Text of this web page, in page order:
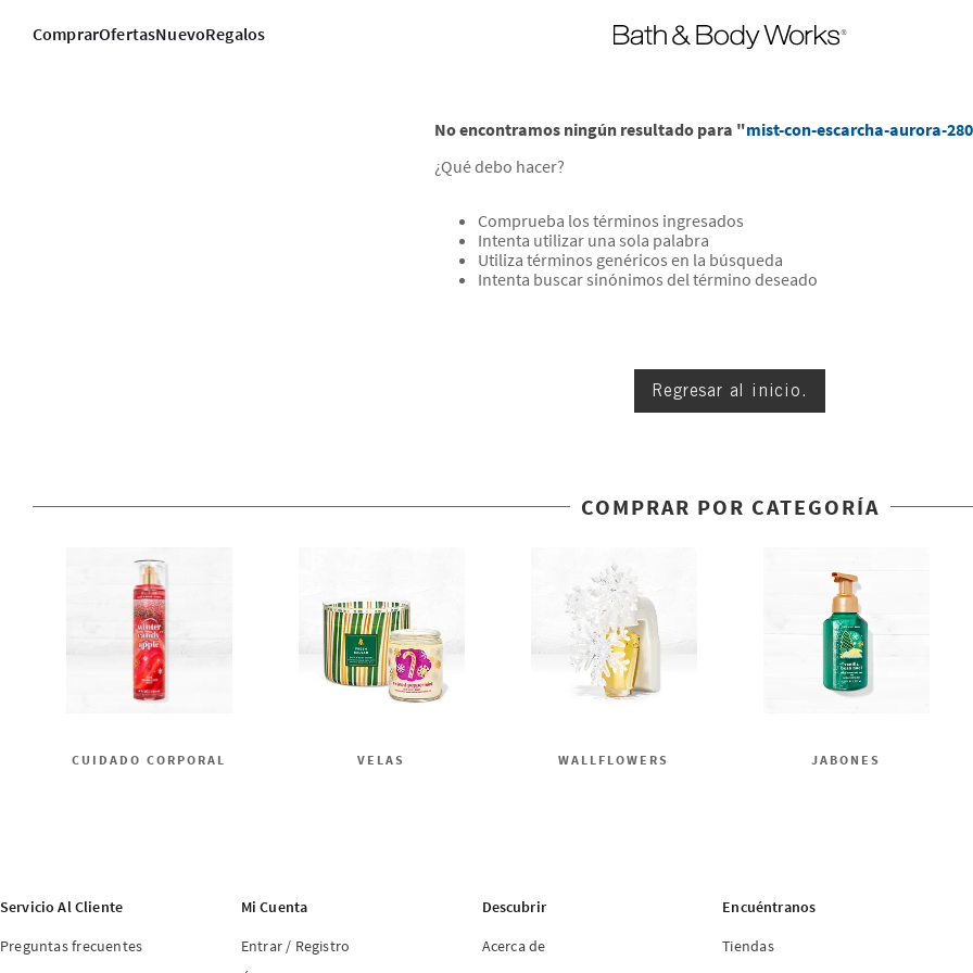
ComprarOfertasNuevoRegalos
No encontramos ningún resultado para "mist-con-escarcha-aurora-
¿Qué debo hacer?
Comprueba los términos ingresados
Intenta utilizar una sola palabra
Utiliza términos genéricos en la búsqueda
Intenta buscar sinónimos del término deseado
Regresar al inicio.
COMPRAR POR CATEGORÍA
CUIDADO CORPORAL VELAS WALLFLOWERS JABONES
Servicio Al Cliente
Preguntas frecuentes
Mi Cuenta
Entrar / Registro
Descubrir
Acerca de
Encuéntranos
Tiendas